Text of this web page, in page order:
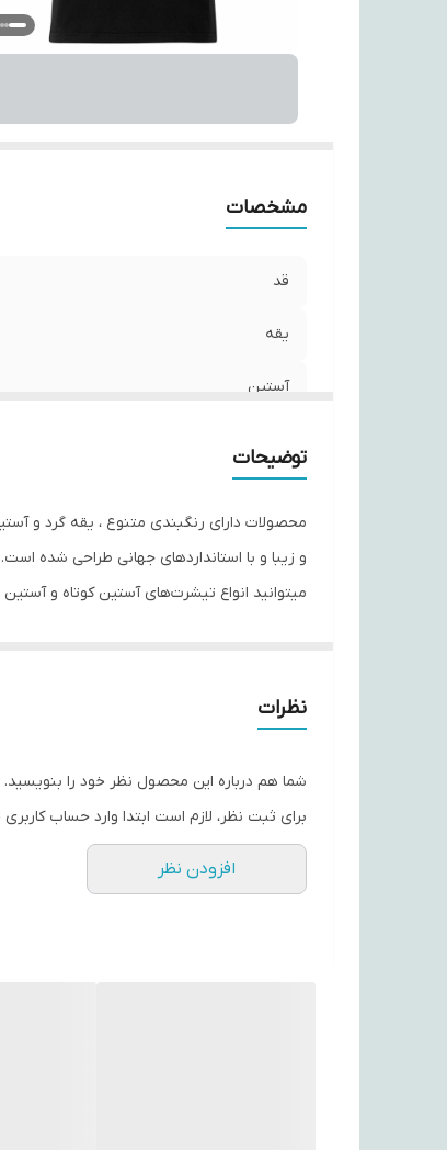
مشخصات
قد
یقه
آستین
توضیحات
و زیبا و با استانداردهای جهانی طراحی شده
نظرات
شما هم درباره این محصول نظر خود را بنویسید.
برای ثبت نظر، لازم است ابتدا وارد حساب
افزودن نظر